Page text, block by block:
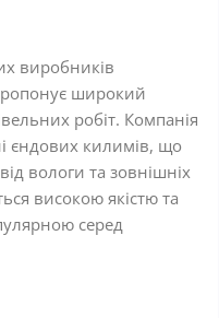
виробників
широкий
робіт. Компанія
єндових килимів, що
вологи та зовнішніх
високою якістю та
серед